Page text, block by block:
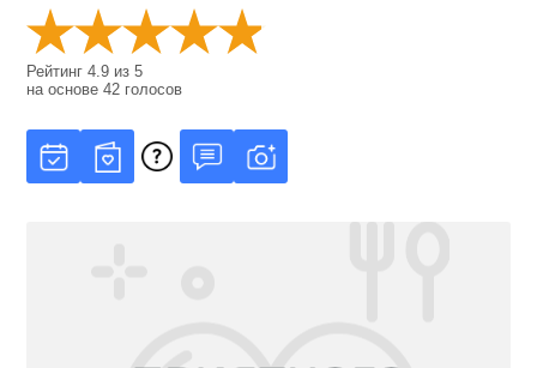
Рейтинг4.9 из5
на основе42 голосов